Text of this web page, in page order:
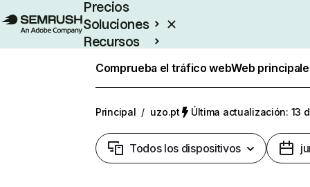
Precios
Soluciones
Recursos
Comprueba el tráfico webWeb
Principal / uzo.pt Última actualización: 13
Todos los dispositivos